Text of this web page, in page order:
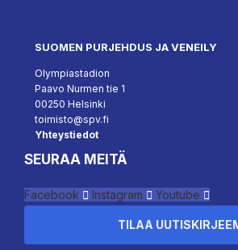
SUOMEN PURJEHDUS JA VENEILY
Olympiastadion
Paavo Nurmen tie 1
00250 Helsinki
toimisto@spv.fi
Yhteystiedot
SEURAA MEITÄ
Facebook Instagram Youtube
TILAA